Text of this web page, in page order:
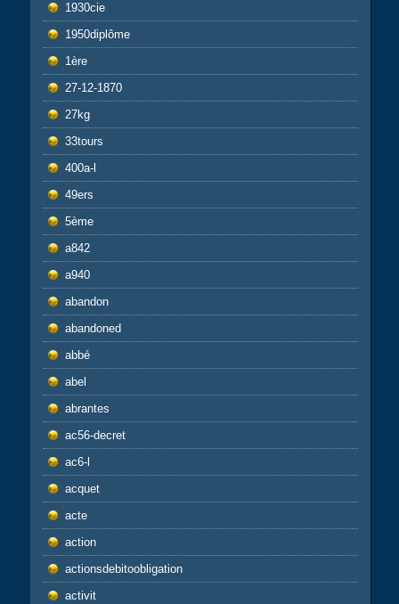
1930cie
1950diplôme
1ère
27-12-1870
27kg
33tours
400a-l
49ers
5ème
a842
a940
abandon
abandoned
abbé
abel
abrantes
ac56-decret
ac6-l
acquet
acte
action
actionsdebitoobligation
activit